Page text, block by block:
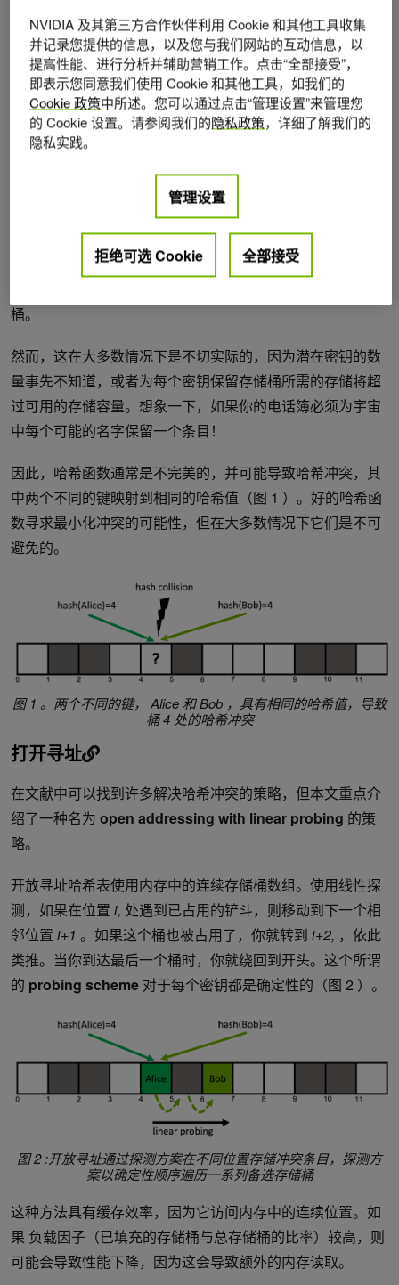
用哈希函数以生成哈希值。然后使用该哈希值选择其中一个
桶。如果存储桶可用，则该对存储在该存储桶中。
例如，要插入对(Alice, 408-555-0148)，您对键
hash(Alice)=4,进行散列以获取其散列值，并选择位置 4 处
的存储桶来存储对。稍后，要检索与Alice 关联的值，可以
桶并检索先前存储的值。
如果表中桶的数量等于可能的键的数量，则可以使用哈希桶
桶。
然而，这在大多数情况下是不切实际的，因为潜在密钥的数
量事先不知道，或者为每个密钥保留存储桶所需的存储将超
过可用的存储容量。想象一下，如果你的电话簿必须为宇宙
中每个可能的名字保留一个条目！
因此，哈希函数通常是不完美的，并可能导致哈希冲突，其
中两个不同的键映射到相同的哈希值（图 1 ）。好的哈希函
数寻求最小化冲突的可能性，但在大多数情况下它们是不可
避免的。
图 1 。两个不同的键， Alice 和 Bob ，具有相同的哈希值，导致
桶 4 处的哈希冲突
打开寻址
在文献中可以找到许多解决哈希冲突的策略，但本文重点介
绍了一种名为 open addressing with linear probing 的策
略。
开放寻址哈希表使用内存中的连续存储桶数组。使用线性探
测，如果在位置 i, 处遇到已占用的铲斗，则移动到下一个相
邻位置 i+1 。如果这个桶也被占用了，你就转到 i+2, ，依此
类推。当你到达最后一个桶时，你就绕回到开头。这个所谓
的 probing scheme 对于每个密钥都是确定性的（图 2 ）。
图 2 :开放寻址通过探测方案在不同位置存储冲突条目，探测方
案以确定性顺序遍历一系列备选存储桶
这种方法具有缓存效率，因为它访问内存中的连续位置。如
果 负载因子（已填充的存储桶与总存储桶的比率）较高，则
可能会导致性能下降，因为这会导致额外的内存读取。
NVIDIA 及其第三方合作伙伴利用 Cookie 和其他工具收集
并记录您提供的信息，以及您与我们网站的互动信息，以
提高性能、进行分析并辅助营销工作。点击“全部接受”，
即表示您同意我们使用 Cookie 和其他工具，如我们的
Cookie 政策中所述。您可以通过点击“管理设置”来管理您
的 Cookie 设置。请参阅我们的隐私政策，详细了解我们的
隐私实践。
管理设置
拒绝可选 Cookie 全部接受